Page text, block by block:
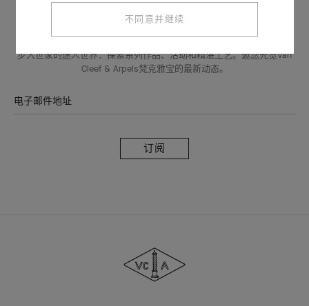
VAN CLEEF & ARPELS梵克雅宝电子讯息
步入世家的迷人世界：探索系列作品、活动和精湛工艺。邀您先览Van
Cleef & Arpels梵克雅宝的最新动态。
电子邮件地址
阅
&
Arpels
梵
不同意并继续